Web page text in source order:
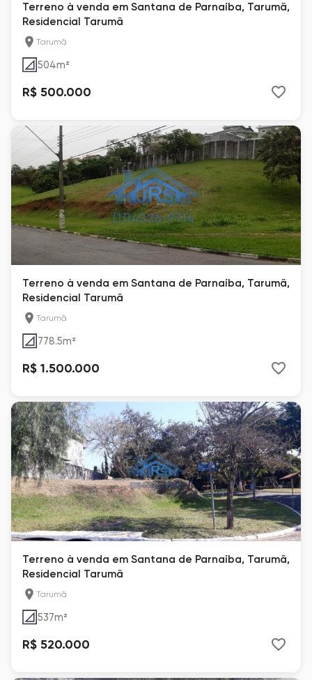
Terreno à venda em Santana de Parnaíba, Tarumã,
Residencial Tarumã
Tarumã
504m²
R$ 500.000
Terreno à venda em Santana de Parnaíba, Tarumã,
Residencial Tarumã
Tarumã
778.5m²
R$ 1.500.000
Terreno à venda em Santana de Parnaíba, Tarumã,
Residencial Tarumã
Tarumã
537m²
R$ 520.000